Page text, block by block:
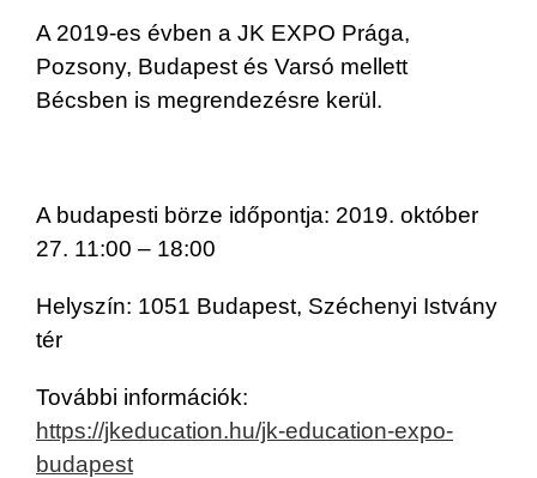
A 2019-es évben a JK EXPO Prága,
Pozsony, Budapest és Varsó mellett
Bécsben is megrendezésre kerül.
A budapesti börze időpontja: 2019. október
27. 11:00 – 18:00
Helyszín: 1051 Budapest, Széchenyi Istvány
tér
További információk:
https://jkeducation.hu/jk-education-expo-
budapest